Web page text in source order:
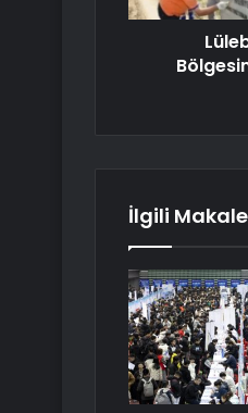
İlgili